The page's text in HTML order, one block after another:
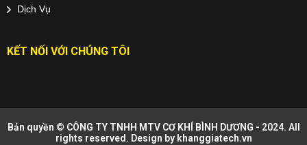
Dịch Vụ
KẾT NỐI VỚI CHÚNG TÔI
Bản quyền © CÔNG TY TNHH MTV CƠ KHÍ BÌNH DƯƠNG - 2024. All
rights reserved. Design by khanggiatech.vn